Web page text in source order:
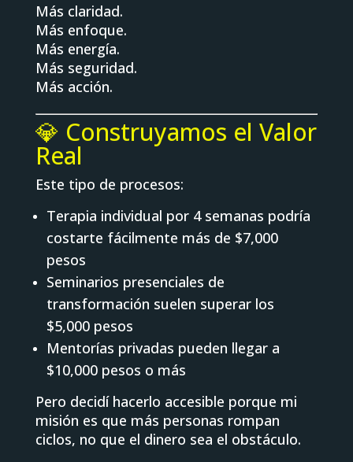
Más claridad.
Más enfoque.
Más energía.
Más seguridad.
Más acción.
💎 Construyamos el Valor
Real
Este tipo de procesos:
Terapia individual por 4 semanas podría
costarte fácilmente más de $7,000
pesos
Seminarios presenciales de
transformación suelen superar los
$5,000 pesos
Mentorías privadas pueden llegar a
$10,000 pesos o más
Pero decidí hacerlo accesible porque mi
misión es que más personas rompan
ciclos, no que el dinero sea el obstáculo.